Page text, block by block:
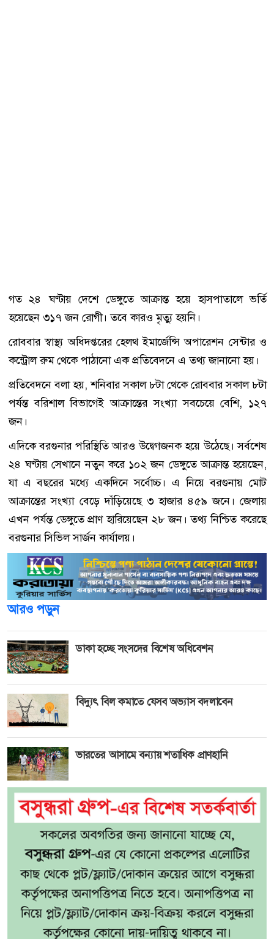
গত ২৪ ঘণ্টায় দেশে ডেঙ্গুতে আক্রান্ত হয়ে হাসপাতালে ভর্তি
হয়েছেন ৩১৭ জন রোগী। তবে কারও মৃত্যু হয়নি।
রোববার স্বাস্থ্য অধিদপ্তরের হেলথ ইমার্জেন্সি অপারেশন সেন্টার ও
কন্ট্রোল রুম থেকে পাঠানো এক প্রতিবেদনে এ তথ্য জানানো হয়।
প্রতিবেদনে বলা হয়, শনিবার সকাল ৮টা থেকে রোববার সকাল ৮টা
পর্যন্ত বরিশাল বিভাগেই আক্রান্তের সংখ্যা সবচেয়ে বেশি, ১২৭
জন।
এদিকে বরগুনার পরিস্থিতি আরও উদ্বেগজনক হয়ে উঠেছে। সর্বশেষ
২৪ ঘণ্টায় সেখানে নতুন করে ১০২ জন ডেঙ্গুতে আক্রান্ত হয়েছেন,
যা এ বছরের মধ্যে একদিনে সর্বোচ্চ। এ নিয়ে বরগুনায় মোট
আক্রান্তের সংখ্যা বেড়ে দাঁড়িয়েছে ৩ হাজার ৪৫৯ জনে। জেলায়
এখন পর্যন্ত ডেঙ্গুতে প্রাণ হারিয়েছেন ২৮ জন। তথ্য নিশ্চিত করেছে
বরগুনার সিভিল সার্জন কার্যালয়।
আরও পড়ুন
ডাকা হচ্ছে সংসদের বিশেষ অধিবেশন
বিদ্যুৎ বিল কমাতে যেসব অভ্যাস বদলাবেন
ভারতের আসামে বন্যায় শতাধিক প্রাণহানি